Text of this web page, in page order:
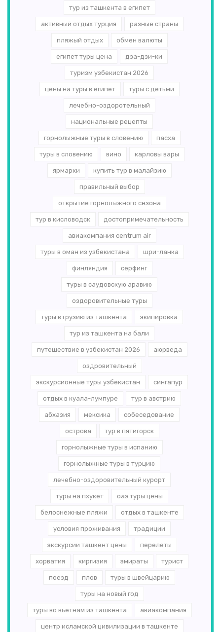
тур из ташкента в египет
активный отдых турция разные страны
пляжый отдых обмен валюты
египет туры цена дза-дзи-ки
туризм узбекистан 2026
цены на туры в египет туры с детьми
лечебно-оздоротельный
национальные рецепты
горнолыжные туры в словению пасха
туры в словению вино карловы вары
ярмарки купить тур в малайзию
правильный выбор
открытие горнолыжного сезона
тур в кисловодск достопримечательность
авиакомпания centrum air
туры в оман из узбекистана шри-ланка
финляндия серфинг
туры в саудовскую аравию
оздоровительные туры
туры в грузию из ташкента экипировка
тур из ташкента на бали
путешествие в узбекистан 2026 аюрведа
оздровительный
экскурсионные туры узбекистан сингапур
отдых в куала-лумпуре тур в австрию
абхазия мексика собеседование
острова тур в пятигорск
горнолыжные туры в испанию
горнолыжные туры в турцию
лечебно-оздоровительный курорт
туры на пхукет оаэ туры цены
белоснежные пляжи отдых в ташкенте
условия проживания традиции
экскурсии ташкент цены перелеты
хорватия киргизия эмираты турист
поезд плов туры в швейцарию
туры на новый год
туры во вьетнам из ташкента авиакомпания
центр исламской цивилизации в ташкенте